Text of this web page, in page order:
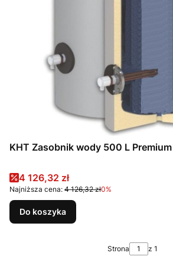
KHT Zasobnik wody 500 L
Cena promocyjna
4 126,32 zł
Najniższa cena: 4 126,32 zł0%
Do koszyka
Strona z 1